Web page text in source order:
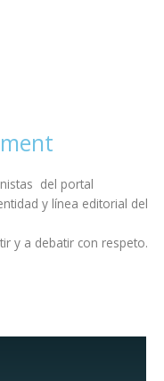
del portal
y línea editorial del
y a debatir con respeto.